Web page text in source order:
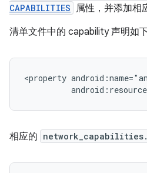
CAPABILITIES 属性，并添加相
清单文件中的 capability 声明如
<property
相应的